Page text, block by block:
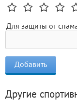
Для защиты от
Другие